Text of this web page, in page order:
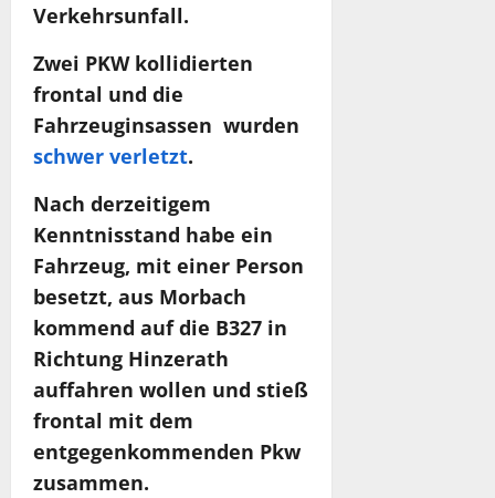
Verkehrsunfall.
Zwei PKW kollidierten
frontal und die
Fahrzeuginsassen wurden
schwer verletzt.
Nach derzeitigem
Kenntnisstand habe ein
Fahrzeug, mit einer Person
besetzt, aus Morbach
kommend auf die B327 in
Richtung Hinzerath
auffahren wollen und stieß
frontal mit dem
entgegenkommenden Pkw
zusammen.